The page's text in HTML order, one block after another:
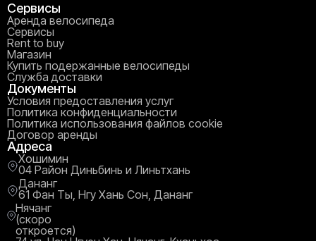
Сервисы
Аренда велосипеда
Сервисы
Rent to buy
Магазин
Купить подержанные велосипеды
Служба доставки
Документы
Условия предоставления услуг
Политика конфиденциальности
Политика использования файлов cookie
Договор аренды
Адреса
Хошимин
04 Район Диньбинь и Линьтхань
Дананг
61 Фан Ты, Нгу Хань Сон, Дананг
Нячанг
(скоро
откроется)